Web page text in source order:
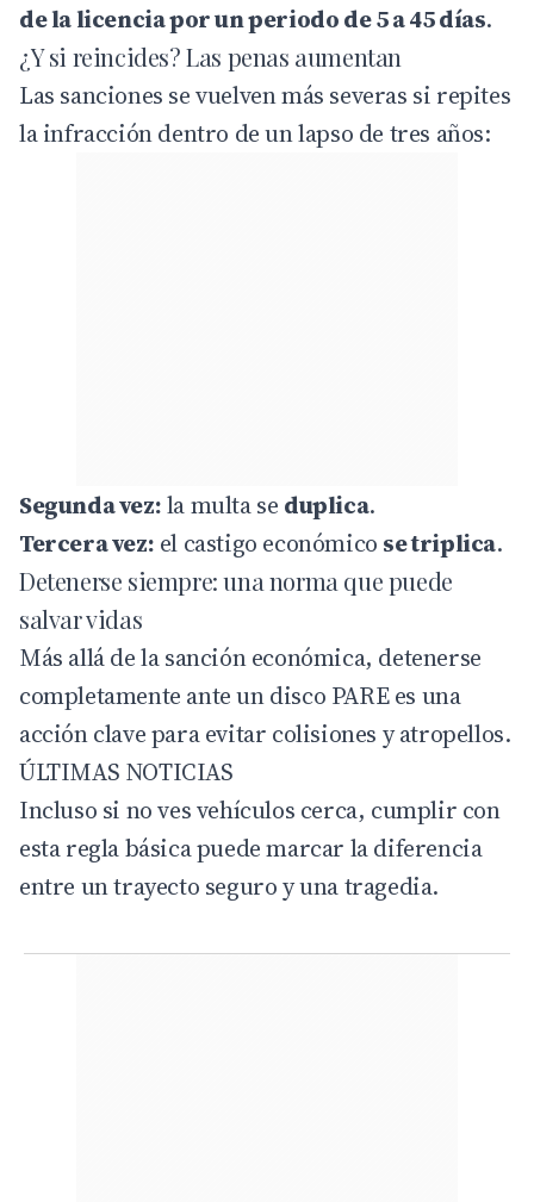
de la licencia por un periodo de 5 a 45 días.
¿Y si reincides? Las penas aumentan
Las sanciones se vuelven más severas si repites
la infracción dentro de un lapso de tres años:
Segunda vez:la multa se duplica.
Tercera vez: el castigo económico se triplica.
Detenerse siempre: una norma que puede
salvar vidas
Más allá de la sanción económica, detenerse
completamente ante un disco PARE es una
acción clave para evitar colisiones y atropellos.
ÚLTIMAS NOTICIAS
Incluso si no ves vehículos cerca, cumplir con
esta regla básica puede marcar la diferencia
entre un trayecto seguro y una tragedia.